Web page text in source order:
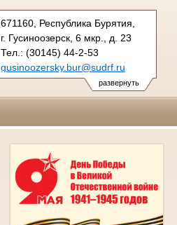
развернуть
671160, Республика Бурятия,
г. Гусиноозерск, 6 мкр., д. 23
Тел.: (30145) 44-2-53
gusinoozersky.bur@sudrf.ru